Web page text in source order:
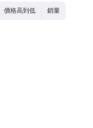
價格高到低 銷量